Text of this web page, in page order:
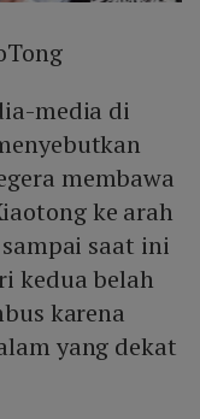
media di
membawa
ke arah
saat ini
kedua belah
karena
yang dekat